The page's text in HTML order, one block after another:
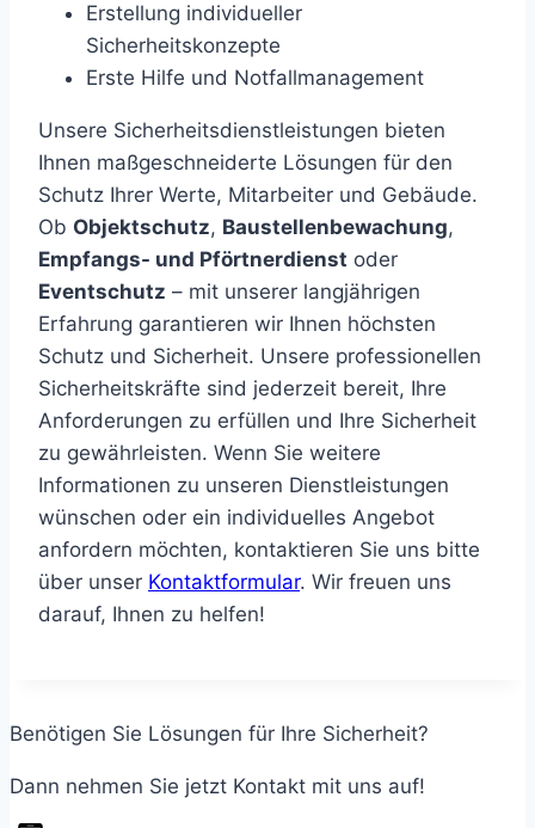
Erstellung individueller
Sicherheitskonzepte
Erste Hilfe und Notfallmanagement
Unsere Sicherheitsdienstleistungen bieten
Ihnen maßgeschneiderte Lösungen für den
Schutz Ihrer Werte, Mitarbeiter und Gebäude.
Ob Objektschutz, Baustellenbewachung,
Empfangs- und Pförtnerdienst oder
Eventschutz – mit unserer langjährigen
Erfahrung garantieren wir Ihnen höchsten
Schutz und Sicherheit. Unsere professionellen
Sicherheitskräfte sind jederzeit bereit, Ihre
Anforderungen zu erfüllen und Ihre Sicherheit
zu gewährleisten. Wenn Sie weitere
Informationen zu unseren Dienstleistungen
wünschen oder ein individuelles Angebot
anfordern möchten, kontaktieren Sie uns bitte
über unser Kontaktformular. Wir freuen uns
darauf, Ihnen zu helfen!
Benötigen Sie Lösungen für Ihre Sicherheit?
Dann nehmen Sie jetzt Kontakt mit uns auf!